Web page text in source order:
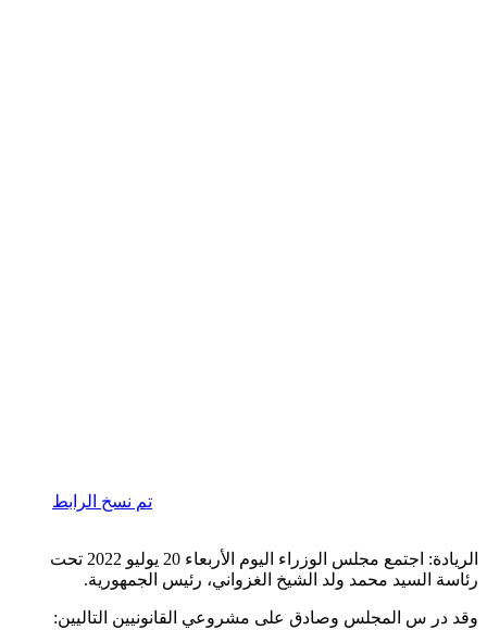
تم نسخ الرابط
الريادة: اجتمع مجلس الوزراء اليوم الأربعاء 20 يوليو 2022 تحت
رئاسة السيد محمد ولد الشيخ الغزواني، رئيس الجمهورية.
وقد در س المجلس وصادق على مشروعي القانونيين التاليين: